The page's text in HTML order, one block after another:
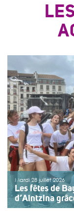
Mardi 28 juillet 2026
Les fêtes de
d’Aintzina